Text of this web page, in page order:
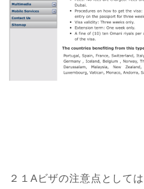
２１Aビザの注意点として